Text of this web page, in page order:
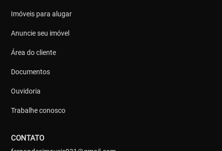
Imóveis para alugar
Anuncie seu imóvel
Área do cliente
Documentos
Ouvidoria
Trabalhe conosco
CONTATO